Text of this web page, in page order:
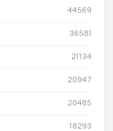
44569
36581
21134
20947
20485
18293